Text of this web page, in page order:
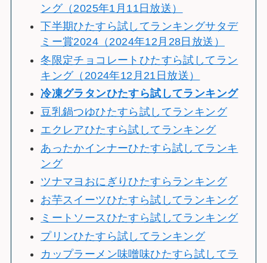
ング（2025年1月11日放送）
下半期ひたすら試してランキングサタデ
ミー賞2024（2024年12月28日放送）
冬限定チョコレートひたすら試してラン
キング（2024年12月21日放送）
冷凍グラタンひたすら試してランキング
豆乳鍋つゆひたすら試してランキング
エクレアひたすら試してランキング
あったかインナーひたすら試してランキ
ング
ツナマヨおにぎりひたすらランキング
お芋スイーツひたすら試してランキング
ミートソースひたすら試してランキング
プリンひたすら試してランキング
カップラーメン味噌味ひたすら試してラ